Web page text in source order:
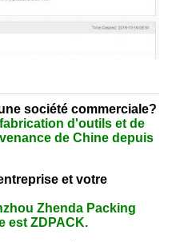
société commerciale?
d'outils et de
de Chine depuis
et votre
Zhenda Packing
est ZDPACK.